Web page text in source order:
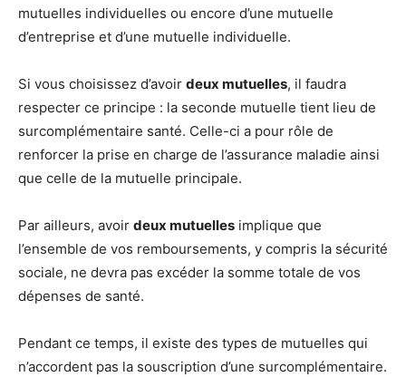
mutuelles individuelles ou encore d’une mutuelle
d’entreprise et d’une mutuelle individuelle.
Si vous choisissez d’avoir deux mutuelles, il faudra
respecter ce principe : la seconde mutuelle tient lieu de
surcomplémentaire santé. Celle-ci a pour rôle de
renforcer la prise en charge de l’assurance maladie ainsi
que celle de la mutuelle principale.
Par ailleurs, avoir deux mutuelles implique que
l’ensemble de vos remboursements, y compris la sécurité
sociale, ne devra pas excéder la somme totale de vos
dépenses de santé.
Pendant ce temps, il existe des types de mutuelles qui
n’accordent pas la souscription d’une surcomplémentaire.